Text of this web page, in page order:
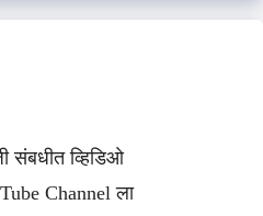
संबधीत व्हिडिओ
Channel ला